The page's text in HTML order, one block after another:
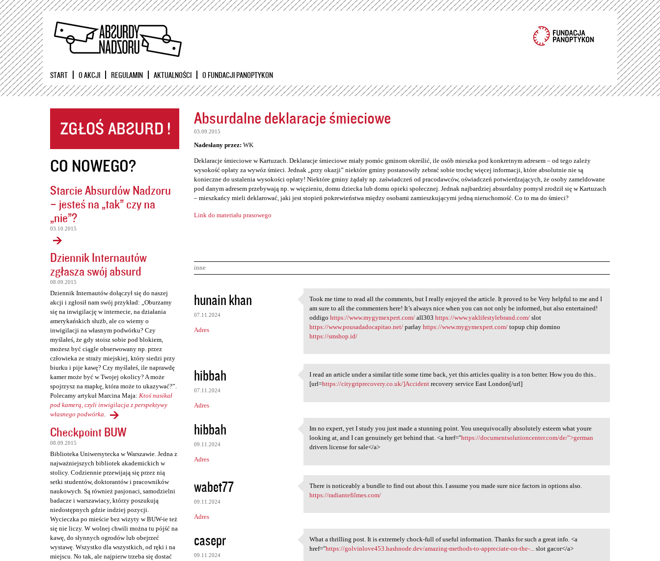
Przejdź
START O AKCJI REGULAMIN AKTUALNOŚCI O FUNDACJI PANOPTYKON
CO NOWEGO?
Starcie Absurdów Nadzoru
– jesteś na „tak” czy na
„nie”?
03.10.2015
Dziennik Internautów
zgłasza swój absurd
08.09.2015
Dziennik Internautów dołączył się do naszej
akcji i zgłosił nam swój przykład: „Oburzamy
się na inwigilację w internecie, na działania
amerykańskich służb, ale co wiemy o
inwigilacji na własnym podwórku? Czy
myślałeś, że gdy stoisz sobie pod blokiem,
możesz być ciągle obserwowany np. przez
człowieka ze straży miejskiej, który siedzi przy
biurku i pije kawę? Czy myślałeś, ile naprawdę
kamer może być w Twojej okolicy? A może
spojrzysz na mapkę, która może to ukazywać?”.
Polecamy artykuł Marcina Maja: Ktoś nasikał
pod kamerą, czyli inwigilacja z perspektywy
własnego podwórka.
Checkpoint BUW
08.09.2015
Biblioteka Uniwersytecka w Warszawie. Jedna z
najważniejszych bibliotek akademickich w
stolicy. Codziennie przewijają się przez nią
setki studentów, doktorantów i pracowników
naukowych. Są również pasjonaci, samodzielni
badacze i warszawiacy, którzy poszukują
niedostępnych gdzie indziej pozycji.
Wycieczka po mieście bez wizyty w BUW-ie też
się nie liczy. W wolnej chwili można tu pójść na
kawę, do słynnych ogrodów lub obejrzeć
wystawę. Wszystko dla wszystkich, od ręki i na
miejscu. No tak, ale najpierw trzeba się dostać
Absurdalne deklaracje śmieciowe
03.09.2015
Nadesłany przez: WK
Deklaracje śmieciowe w Kartuzach. Deklaracje śmieciowe miały pomóc gminom określić, ile osób mieszka pod konkretnym adresem – od tego zależy
wysokość opłaty za wywóz śmieci. Jednak „przy okazji” niektóre gminy postanowiły zebrać sobie trochę więcej informacji, które absolutnie nie są
konieczne do ustalenia wysokości opłaty! Niektóre gminy żądały np. zaświadczeń od pracodawców, oświadczeń potwierdzających, że osoby zameldowane
pod danym adresem przebywają np. w więzieniu, domu dziecka lub domu opieki społecznej. Jednak najbardziej absurdalny pomysł zrodził się w Kartuzach
– mieszkańcy mieli deklarować, jaki jest stopień pokrewieństwa między osobami zamieszkującymi jedną nieruchomość. Co to ma do śmieci?
Link do materiału prasowego
inne
K
o
m
e
a
r
z
hunain khan
07.11.2024
Adres
Took me time to read all the
Took me time to read all the comments, but I really enjoyed the article. It proved to be Very helpful to me and I
am sure to all the commenters here! It’s always nice when you can not only be informed, but also entertained!
oddigohttps://www.mygymexpert.com/ all303https://www.yaklifestylebrand.com/ slot
https://www.pousadadocapitao.net/ parlayhttps://www.mygymexpert.com/ topup chip domino
https://smshop.id/
hibbah
07.11.2024
Adres
I read an article under a
I read an article under a similar title some time back, yet this articles quality is a ton better. How you do this..
[url=https://citygriprecovery.co.uk/]Accident recovery service East London[/url]
hibbah
09.11.2024
Adres
Im no expert, yet I study you
Im no expert, yet I study you just made a stunning point. You unequivocally absolutely esteem what youre
looking at, and I can genuinely get behind that. <a href="https://documentsolutioncenter.com/de/">german
drivers license for sale</a>
wabet77
09.11.2024
Adres
There is noticeably a bundle
There is noticeably a bundle to find out about this. I assume you made sure nice factors in options also.
https://radiantefilmes.com/
casepr
09.11.2024
What a thrilling post. It is
What a thrilling post. It is extremely chock-full of useful information. Thanks for such a great info. <a
href="https://golvinlove453.hashnode.dev/amazing-methods-to-appreciate-on-the-... slot gacor</a>